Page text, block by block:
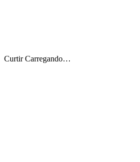
Curtir Carregando…